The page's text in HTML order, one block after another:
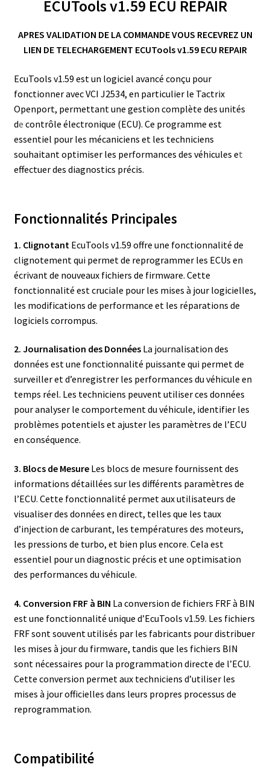
ECUTools v1.59 ECU REPAIR
APRES VALIDATION DE LA COMMANDE VOUS RECEVREZ UN
LIEN DE TELECHARGEMENT ECUTools v1.59 ECU REPAIR
EcuTools v1.59 est un logiciel avancé conçu pour
fonctionner avec VCI J2534, en particulier le Tactrix
Openport, permettant une gestion complète des unités
de contrôle électronique (ECU). Ce programme est
essentiel pour les mécaniciens et les techniciens
souhaitant optimiser les performances des véhicules et
effectuer des diagnostics précis.
Fonctionnalités Principales
1. Clignotant EcuTools v1.59 offre une fonctionnalité de
clignotement qui permet de reprogrammer les ECUs en
écrivant de nouveaux fichiers de firmware. Cette
fonctionnalité est cruciale pour les mises à jour logicielles,
les modifications de performance et les réparations de
logiciels corrompus.
2. Journalisation des DonnéesLa journalisation des
données est une fonctionnalité puissante qui permet de
surveiller et d’enregistrer les performances du véhicule en
temps réel. Les techniciens peuvent utiliser ces données
pour analyser le comportement du véhicule, identifier les
problèmes potentiels et ajuster les paramètres de l’ECU
en conséquence.
3. Blocs de MesureLes blocs de mesure fournissent des
informations détaillées sur les différents paramètres de
l’ECU. Cette fonctionnalité permet aux utilisateurs de
visualiser des données en direct, telles que les taux
d’injection de carburant, les températures des moteurs,
les pressions de turbo, et bien plus encore. Cela est
essentiel pour un diagnostic précis et une optimisation
des performances du véhicule.
4. Conversion FRF à BIN La conversion de fichiers FRF à BIN
est une fonctionnalité unique d’EcuTools v1.59. Les fichiers
FRF sont souvent utilisés par les fabricants pour distribuer
les mises à jour du firmware, tandis que les fichiers BIN
sont nécessaires pour la programmation directe de l’ECU.
Cette conversion permet aux techniciens d’utiliser les
mises à jour officielles dans leurs propres processus de
reprogrammation.
Compatibilité